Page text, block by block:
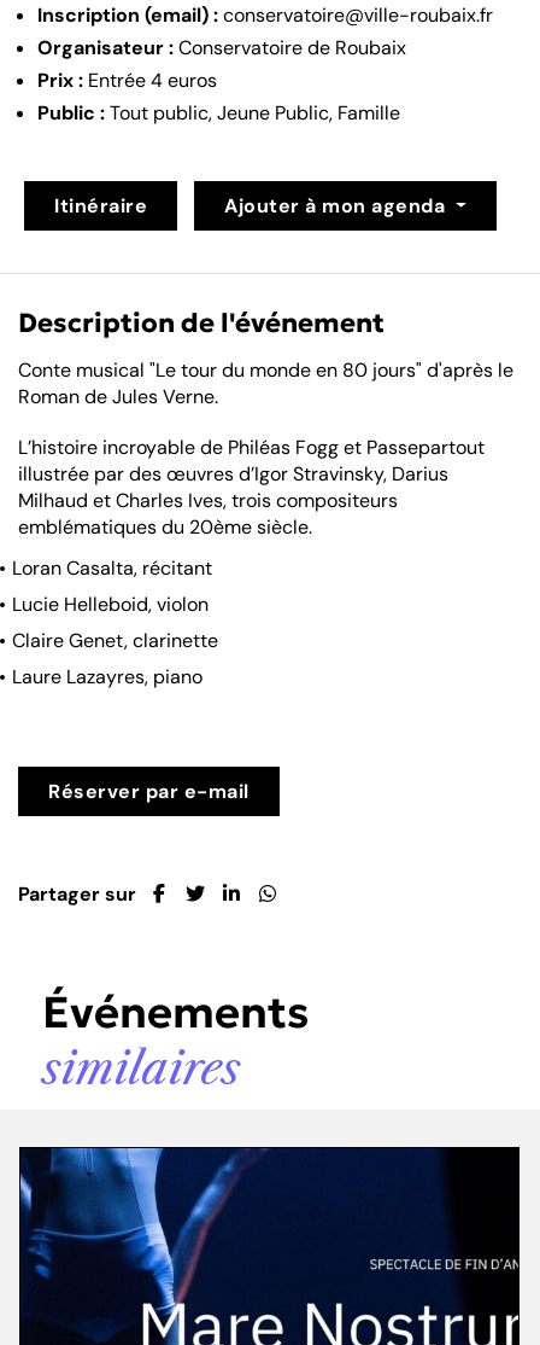
Inscription (email) :conservatoire@ville-roubaix.fr
Organisateur :Conservatoire de Roubaix
Prix : Entrée 4 euros
Public :Tout public, Jeune Public, Famille
Itinéraire Ajouter à mon agenda
Description de l'événement
Conte musical "Le tour du monde en 80 jours" d'après le
Roman de Jules Verne.
L’histoire incroyable de Philéas Fogg et Passepartout
illustrée par des œuvres d’Igor Stravinsky, Darius
Milhaud et Charles Ives, trois compositeurs
emblématiques du 20ème siècle.
Loran Casalta, récitant
Lucie Helleboid,violon
Claire Genet,clarinette
Laure Lazayres, piano
Réserver par e-mail
Partager sur
Événements
similaires